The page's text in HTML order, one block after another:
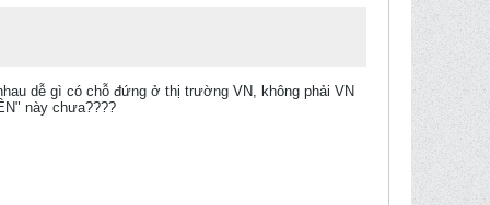
dễ gì có chỗ đứng ở thị trường VN, không phải VN
này chưa????